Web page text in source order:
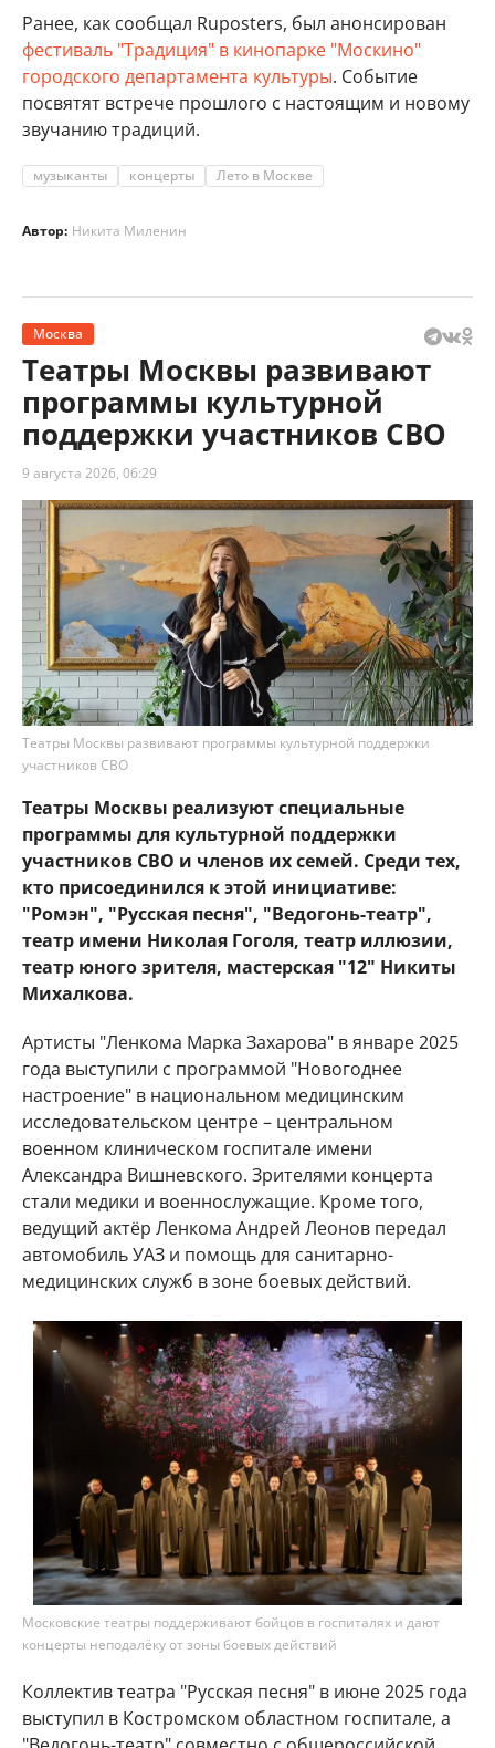
Ранее, как сообщал Ruposters, был анонсирован
фестиваль "Традиция" в кинопарке "Москино"
городского департамента культуры. Событие
посвятят встрече прошлого с настоящим и новому
звучанию традиций.
музыканты концерты Лето в Москве
Автор: Никита Миленин
Москва
Театры Москвы развивают
программы культурной
поддержки участников СВО
9 августа 2026, 06:29
Театры Москвы развивают программы культурной поддержки
участников СВО
Театры Москвы реализуют специальные
программы для культурной поддержки
участников СВО и членов их семей. Среди тех,
кто присоединился к этой инициативе:
"Ромэн", "Русская песня", "Ведогонь-театр",
театр имени Николая Гоголя, театр иллюзии,
театр юного зрителя, мастерская "12" Никиты
Михалкова.
Артисты "Ленкома Марка Захарова" в январе 2025
года выступили с программой "Новогоднее
настроение" в национальном медицинским
исследовательском центре – центральном
военном клиническом госпитале имени
Александра Вишневского. Зрителями концерта
стали медики и военнослужащие. Кроме того,
ведущий актёр Ленкома Андрей Леонов передал
автомобиль УАЗ и помощь для санитарно-
медицинских служб в зоне боевых действий.
Московские театры поддерживают бойцов в госпиталях и дают
концерты неподалёку от зоны боевых действий
Коллектив театра "Русская песня" в июне 2025 года
выступил в Костромском областном госпитале, а